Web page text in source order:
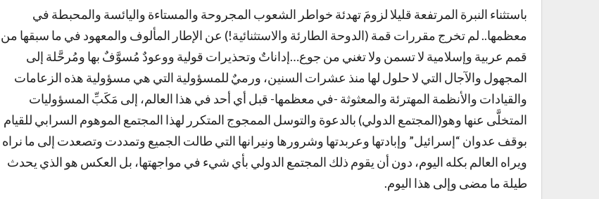
باستثناء النبرة المرتفعة قليلا لزومَ تهدئة خواطر الشعوب المجروحة والمستاءة واليائسة والمحبطة في
معظمها.. لم تخرج مقررات قمة (الدوحة الطارئة والاستثنائية!) عن الإطار المألوف والمعهود في ما سبقها من
قمم عربية وإسلامية لا تسمن ولا تغني من جوع…إداناتٌ وتحذيرات قولية ووعودٌ مُسوَّفٌ بها ومُرحَّلة إلى
المجهول والآجال التي لا حلول لها منذ عشرات السنين، ورميٌ للمسؤولية التي هي مسؤولية هذه الزعامات
والقيادات والأنظمة المهترئة والمعثوثة -في معظمها- قبل أي أحد في هذا العالم، إلى مَكَبِّ المسؤوليات
المتخلَّى عنها وهو(المجتمع الدولي) بالدعوة والتوسل الممجوج المتكرر لهذا المجتمع الموهوم السرابي للقيام
بوقف عدوان “إسرائيل” وإبادتها وعربدتها وشرورها ونيرانها التي طالت الجميع وتمددت وتصعدت إلى ما نراه
ويراه العالم بكله اليوم، دون أن يقوم ذلك المجتمع الدولي بأي شيء في مواجهتها، بل العكس هو الذي يحدث
طيلة ما مضى وإلى هذا اليوم.